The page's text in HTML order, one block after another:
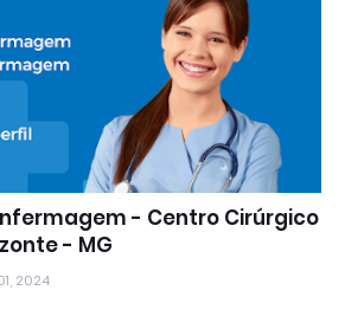
- Centro Cirúrgico
- MG
2024